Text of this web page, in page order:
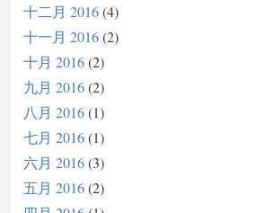
十二月 2016 4
十一月 2016 2
十月 2016 2
九月 2016 2
八月 2016 1
七月 2016 1
六月 2016 3
五月 2016 2